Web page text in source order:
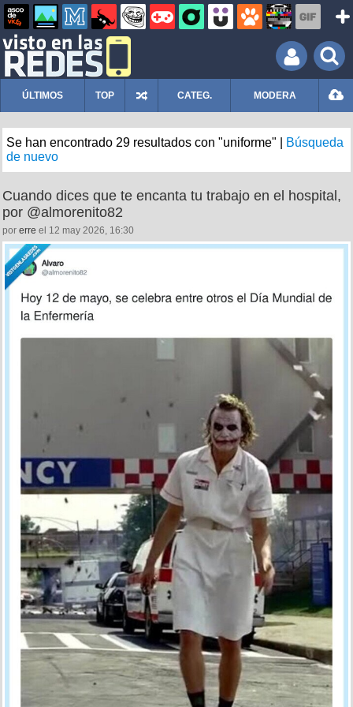
ÚLTIMOS TOP CATEG. MODERA
Se han encontrado 29 resultados con "uniforme" |
Búsqueda
de nuevo
Cuando dices que te encanta tu trabajo en el hospital,
por @almorenito82
por erre el 12 may 2026, 16:30